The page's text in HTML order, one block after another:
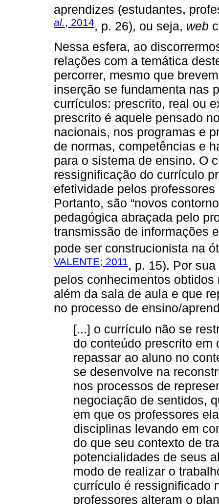
aprendizes (estudantes,
al., 2014, p. 26), ou seja, web
Nessa esfera, ao
relações com a temática
percorrer, mesmo que
inserção se fundamenta nas
currículos: prescrito, real ou
prescrito é aquele pensado
nacionais, nos programas e
de normas, competências e
para o sistema de ensino. O
ressignificação do currículo
efetividade pelos
Portanto, são “novos
pedagógica abraçada pelo
transmissão de informações
pode ser construcionista na
VALENTE; 2011, p. 15). Por
pelos conhecimentos
além da sala de aula e que
no processo de ensino/
[...] o currículo não se
do conteúdo prescrito em
repassar ao aluno no
se desenvolve na
nos processos de
negociação de sentidos,
em que os professores
disciplinas levando em
do que seu contexto de
potencialidades de seus
modo de realizar o
currículo é ressignificado
professores alteram o